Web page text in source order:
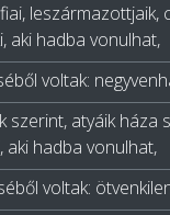
aki hadba vonulhat,
voltak:
atyáik
aki hadba vonulhat,
voltak: